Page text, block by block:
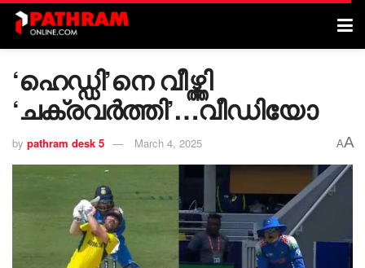
‘ഹെഡ്ഡി’നെ വീഴ്ത്തി
‘ചക്രവർത്തി’…വീഡിയോ
by pathram desk 5 March 4, 2025 AA